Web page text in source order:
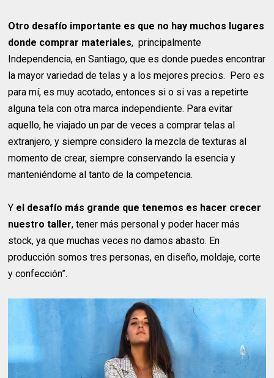
Otro desafío importante es que no hay muchos lugares
donde comprar materiales, principalmente
Independencia, en Santiago, que es donde puedes encontrar
la mayor variedad de telas y a los mejores precios. Pero es
para mí, es muy acotado, entonces si o si vas a repetirte
alguna tela con otra marca independiente. Para evitar
aquello, he viajado un par de veces a comprar telas al
extranjero, y siempre considero la mezcla de texturas al
momento de crear, siempre conservando la esencia y
manteniéndome al tanto de la competencia.
Y el desafío más grande que tenemos es hacer crecer
nuestro taller, tener más personal y poder hacer más
stock, ya que muchas veces no damos abasto. En
producción somos tres personas, en diseño, moldaje, corte
y confección”.